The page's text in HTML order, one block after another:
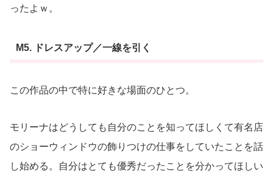
ったよｗ。
M5. ドレスアップ／一線を引く
この作品の中で特に好きな場面のひとつ。
モリーナはどうしても自分のことを知ってほしくて有名店
のショーウィンドウの飾りつけの仕事をしていたことを話
し始める。自分はとても優秀だったことを分かってほしい